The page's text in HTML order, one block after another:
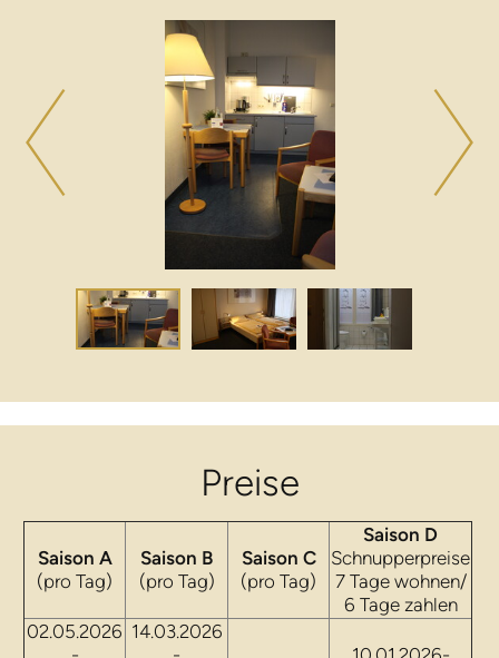
Preise
Saison A
(pro Tag)
Saison B
(pro Tag)
Saison C
(pro Tag)
Saison D
Schnupperpreise
7 Tage wohnen/
6 Tage zahlen
02.05.2026 14.03.2026